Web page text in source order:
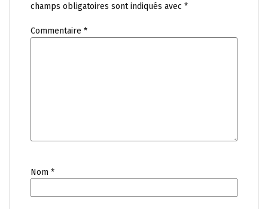
champs obligatoires sont indiqués avec *
Commentaire *
Nom *